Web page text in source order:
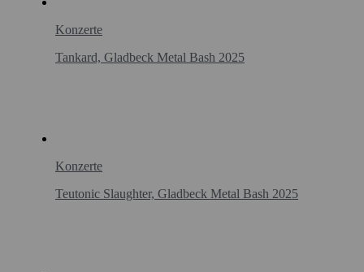
Konzerte
Tankard, Gladbeck Metal Bash 2025
Konzerte
Teutonic Slaughter, Gladbeck Metal Bash 2025